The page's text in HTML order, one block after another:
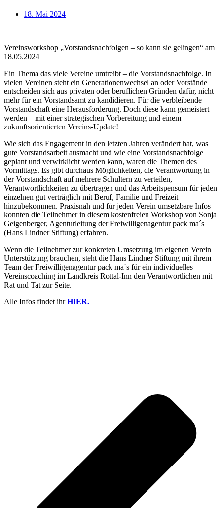
18. Mai 2024
Vereinsworkshop „Vorstandsnachfolgen – so kann sie gelingen“ am
18.05.2024
Ein Thema das viele Vereine umtreibt – die Vorstandsnachfolge. In
vielen Vereinen steht ein Generationenwechsel an oder Vorstände
entscheiden sich aus privaten oder beruflichen Gründen dafür, nicht
mehr für ein Vorstandsamt zu kandidieren. Für die verbleibende
Vorstandschaft eine Herausforderung. Doch diese kann gemeistert
werden – mit einer strategischen Vorbereitung und einem
zukunftsorientierten Vereins-Update!
Wie sich das Engagement in den letzten Jahren verändert hat, was
gute Vorstandsarbeit ausmacht und wie eine Vorstandsnachfolge
geplant und verwirklicht werden kann, waren die Themen des
Vormittags. Es gibt durchaus Möglichkeiten, die Verantwortung in
der Vorstandschaft auf mehrere Schultern zu verteilen,
Verantwortlichkeiten zu übertragen und das Arbeitspensum für jeden
einzelnen gut verträglich mit Beruf, Familie und Freizeit
hinzubekommen. Praxisnah und für jeden Verein umsetzbare Infos
konnten die Teilnehmer in diesem kostenfreien Workshop von Sonja
Geigenberger, Agenturleitung der Freiwilligenagentur pack ma´s
(Hans Lindner Stiftung) erfahren.
Wenn die Teilnehmer zur konkreten Umsetzung im eigenen Verein
Unterstützung brauchen, steht die Hans Lindner Stiftung mit ihrem
Team der Freiwilligenagentur pack ma´s für ein individuelles
Vereinscoaching im Landkreis Rottal-Inn den Verantwortlichen mit
Rat und Tat zur Seite.
Alle Infos findet ihr HIER.